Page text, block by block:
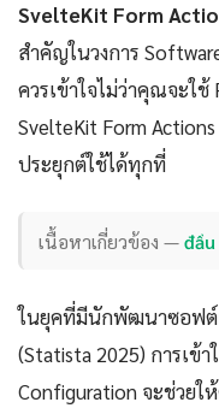
SvelteKit Form
สำคัญในวงการ
ควรเข้าใจไม่ว่าคุณจะใ
SvelteKit Form
ประยุกต์ใช้ได้ทุกที่
เนื้อหาเกี่ยวข้อง —
ในยุคที่มีนักพัฒนาซอฟต์
(Statista 2025) การเข้
Configuration จะช่วย